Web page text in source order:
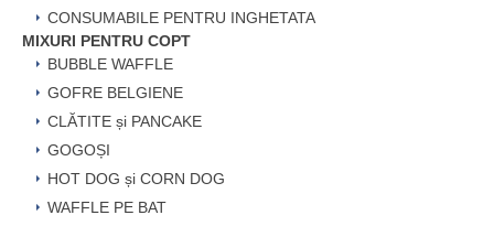
CONSUMABILE PENTRU INGHETATA
MIXURI PENTRU COPT
BUBBLE WAFFLE
GOFRE BELGIENE
CLĂTITE și PANCAKE
GOGOȘI
HOT DOG și CORN DOG
WAFFLE PE BAT